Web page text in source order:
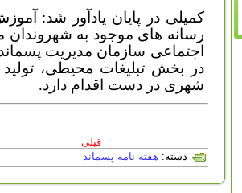
کمیلی در پایان یادآور شد:
رسانه های موجود به
اجتماعی سازمان مدیریت
در بخش تبلیغات محیطی،
شهری در دست اقدام دارد.
قبلی
دسته: هفته نامه پسماند